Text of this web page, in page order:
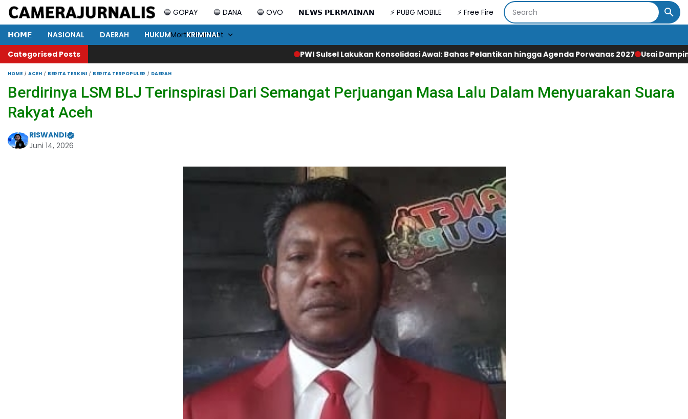
🔵 GOPAY 🔵 DANA 🔵 OVO 𝗡𝗘𝗪𝗦 𝗣𝗘𝗥𝗠𝗔𝗜𝗡𝗔𝗡 ⚡ PUBG MOBILE ⚡ Free Fire
⚡ Mortal Kombat
𝗛𝗢𝗠𝗘 NASIONAL DAERAH HUKUM
KRIMINAL
Categorised Posts
PWI Sulsel Lakukan Konsolidasi Awal: Bahas Pelantikan hingga Agenda Porwanas 2027 Usai Dampingi Kunker Wapres RI
HOME ACEH BERITA TERKINI BERITA TERPOPULER DAERAH
Berdirinya LSM BLJ Terinspirasi Dari Semangat Perjuangan Masa Lalu Dalam Menyuarakan Suara
Rakyat Aceh
RISWANDI
Juni 14, 2026